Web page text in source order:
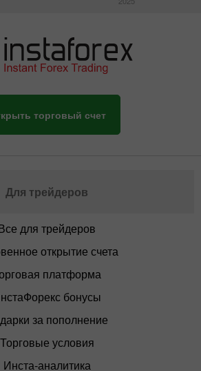
торговый счет
Для трейдеров
для трейдеров
открытие счета
платформа
бонусы
за пополнение
Торговые условия
Инста-аналитика